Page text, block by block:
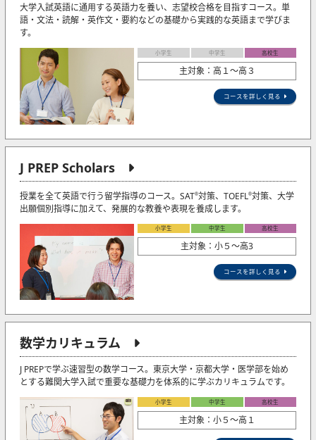
大学入試英語に通用する英語力を養い、志望校合格を目指すコース。単
語・文法・読解・英作文・要約などの基礎から実践的な英語まで学びま
す。
小学生 中学生 高校生
主対象：高１～高３
コースを詳しく見る
J PREP Scholars
授業を全て英語で行う留学指導のコース。SAT®対策、TOEFL®対策、大学
出願個別指導に加えて、発展的な教養や表現を養成します。
小学生 中学生 高校生
主対象：小５〜高3
コースを詳しく見る
数学カリキュラム
J PREPで学ぶ速習型の数学コース。東京大学・京都大学・医学部を始め
とする難関大学入試で重要な基礎力を体系的に学ぶカリキュラムです。
小学生 中学生 高校生
主対象：小５〜高１